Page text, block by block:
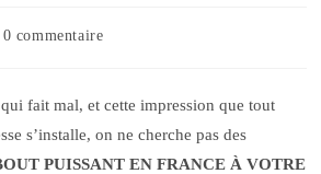
0 commentaire
fait mal, et cette impression que tout
s’installe, on ne cherche pas des
PUISSANT EN FRANCE À VOTRE